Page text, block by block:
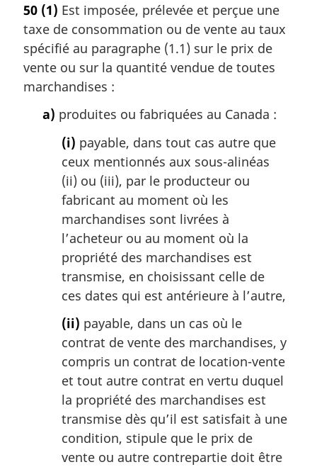
t
e
m
r
g
50 (1) Est imposée, prélevée et perçue une
taxe de consommation ou de vente au taux
spécifié au paragraphe (1.1) sur le prix de
vente ou sur la quantité vendue de toutes
marchandises :
a) produites ou fabriquées au Canada :
(i) payable, dans tout cas autre que
ceux mentionnés aux sous-alinéas
(ii) ou (iii), par le producteur ou
fabricant au moment où les
marchandises sont livrées à
l’acheteur ou au moment où la
propriété des marchandises est
transmise, en choisissant celle de
ces dates qui est antérieure à l’autre,
(ii) payable, dans un cas où le
contrat de vente des marchandises, y
compris un contrat de location-vente
et tout autre contrat en vertu duquel
la propriété des marchandises est
transmise dès qu’il est satisfait à une
condition, stipule que le prix de
vente ou autre contrepartie doit être